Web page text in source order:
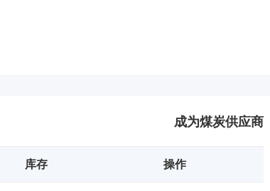
成为煤炭供应商
库存 操作